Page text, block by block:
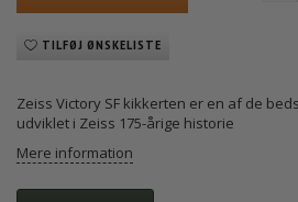
TILFØJ ØNSKELISTE
Zeiss Victory SF kikkerten er en af de
udviklet i Zeiss 175-årige historie
Mere information